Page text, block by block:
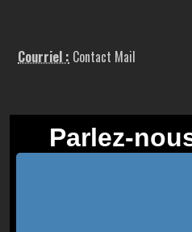
Courriel : Contact Mail